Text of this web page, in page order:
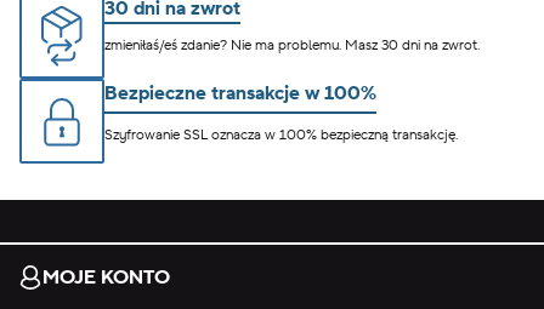
30 dni na zwrot
zmieniłaś/eś zdanie? Nie ma problemu. Masz 30 dni na zwrot.
Bezpieczne transakcje w 100%
Szyfrowanie SSL oznacza w 100% bezpieczną transakcję.
MOJE KONTO